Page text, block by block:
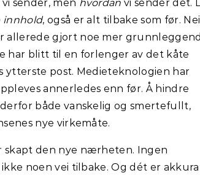
vi sender, men hvordan vi sender det.
innhold, også er alt tilbake som før.
allerede gjort noe mer
har blitt til en forlenger av det kåte
ytterste post. Medieteknologien har
annerledes enn før. Å hindre
både vanskelig og smertefullt,
nye virkemåte.
skapt den nye nærheten. Ingen
noen vei tilbake. Og dét er